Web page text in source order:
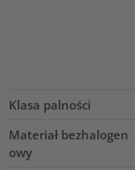
Klasa palności
Materiał bezhalogen
owy